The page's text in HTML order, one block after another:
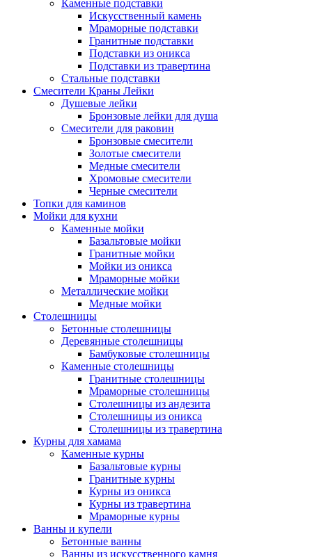
Каменные подставки
Искусственный камень
Мраморные подставки
Гранитные подставки
Подставки из оникса
Подставки из травертина
Стальные подставки
Смесители Краны Лейки
Душевые лейки
Бронзовые лейки для душа
Смесители для раковин
Бронзовые смесители
Золотые смесители
Медные смесители
Хромовые смесители
Черные смесители
Топки для каминов
Мойки для кухни
Каменные мойки
Базальтовые мойки
Гранитные мойки
Мойки из оникса
Мраморные мойки
Металлические мойки
Медные мойки
Столешницы
Бетонные столешницы
Деревянные столешницы
Бамбуковые столешницы
Каменные столешницы
Гранитные столешницы
Мраморные столешницы
Столешницы из андезита
Столешницы из оникса
Столешницы из травертина
Курны для хамама
Каменные курны
Базальтовые курны
Гранитные курны
Курны из оникса
Курны из травертина
Мраморные курны
Ванны и купели
Бетонные ванны
Ванны из искусственного камня